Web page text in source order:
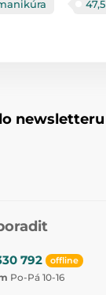
47,5
newsletteru
792 offline
Po-Pá 10-16